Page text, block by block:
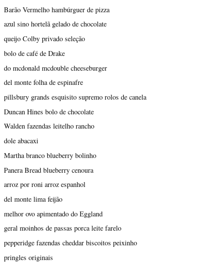
Barão Vermelho hambúrguer de pizza
azul sino hortelã gelado de chocolate
queijo Colby privado seleção
bolo de café de Drake
do mcdonald mcdouble cheeseburger
del monte folha de espinafre
pillsbury grands esquisito supremo rolos de canela
Duncan Hines bolo de chocolate
Walden fazendas leitelho rancho
dole abacaxi
Martha branco blueberry bolinho
Panera Bread blueberry cenoura
arroz por roni arroz espanhol
del monte lima feijão
melhor ovo apimentado do Eggland
geral moinhos de passas porca leite farelo
pepperidge fazendas cheddar biscoitos peixinho
pringles originais